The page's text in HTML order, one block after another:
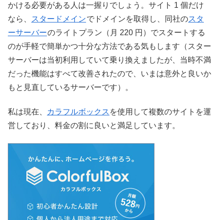
かける必要がある人は一握りでしょう。サイト 1 個だけ
なら、
スタードメインでドメインを取得し、同社のスタ
ーサーバーのライトプラン（月 220 円）でスタートする
のが手軽で簡単かつ十分な方法である気もします（スター
サーバーは当初利用していて乗り換えましたが、当時不満
だった機能はすべて改善されたので、いまは意外と良いか
もと見直しているサーバーです）。
私は現在、 カラフルボックス を使用して複数のサイトを運
営しており、料金の割に良いと満足しています。